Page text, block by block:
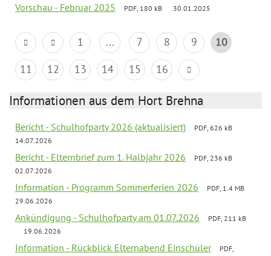
Vorschau - Februar 2025 PDF, 180 kB 30.01.2025
1 ... 7 8 9
10
11
12 13 14 15 16
Informationen aus dem Hort Brehna
Bericht - Schulhofparty 2026 (aktualisiert)
PDF, 626 kB
14.07.2026
Bericht - Elternbrief zum 1. Halbjahr 2026
PDF, 236 kB
02.07.2026
Information - Programm Sommerferien 2026
PDF, 1.4 MB
29.06.2026
Ankündigung - Schulhofparty am 01.07.2026
PDF, 211 kB
19.06.2026
Information - Rückblick Elternabend Einschüler
PDF,